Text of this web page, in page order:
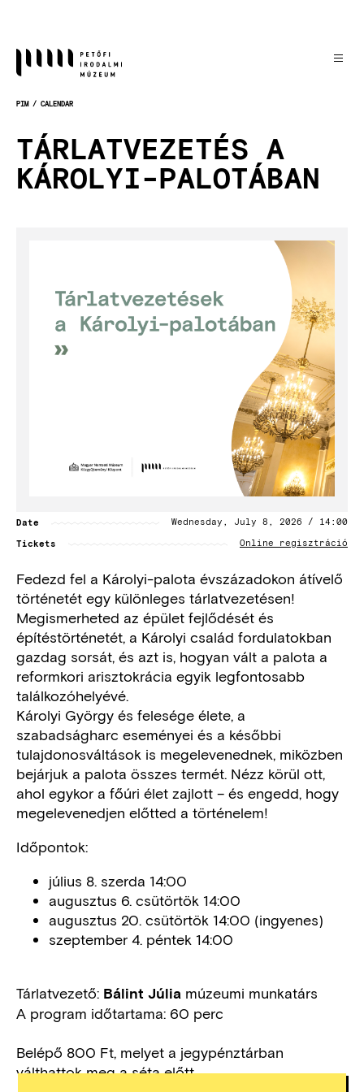
content
PIM CALENDAR
TÁRLATVEZETÉS A
KÁROLYI-PALOTÁBAN
Date Wednesday, July 8, 2026 / 14:00
Tickets Online regisztráció
Fedezd fel a Károlyi-palota évszázadokon átívelő
történetét egy különleges tárlatvezetésen!
Megismerheted az épület fejlődését és
építéstörténetét, a Károlyi család fordulatokban
gazdag sorsát, és azt is, hogyan vált a palota a
reformkori arisztokrácia egyik legfontosabb
találkozóhelyévé.
Károlyi György és felesége élete, a
szabadságharc eseményei és a későbbi
tulajdonosváltások is megelevenednek, miközben
bejárjuk a palota összes termét. Nézz körül ott,
ahol egykor a főúri élet zajlott – és engedd, hogy
megelevenedjen előtted a történelem!
Időpontok:
július 8. szerda 14:00
augusztus 6. csütörtök 14:00
augusztus 20. csütörtök 14:00 (ingyenes)
szeptember 4. péntek 14:00
Tárlatvezető: Bálint Júlia múzeumi munkatárs
A program időtartama: 60 perc
Belépő 800 Ft, melyet a jegypénztárban
válthattok meg a séta előtt.